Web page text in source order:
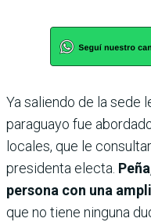
Ya saliendo de la sede
paraguayo fue
locales, que le
presidenta electa.
persona con una
que no tiene ninguna